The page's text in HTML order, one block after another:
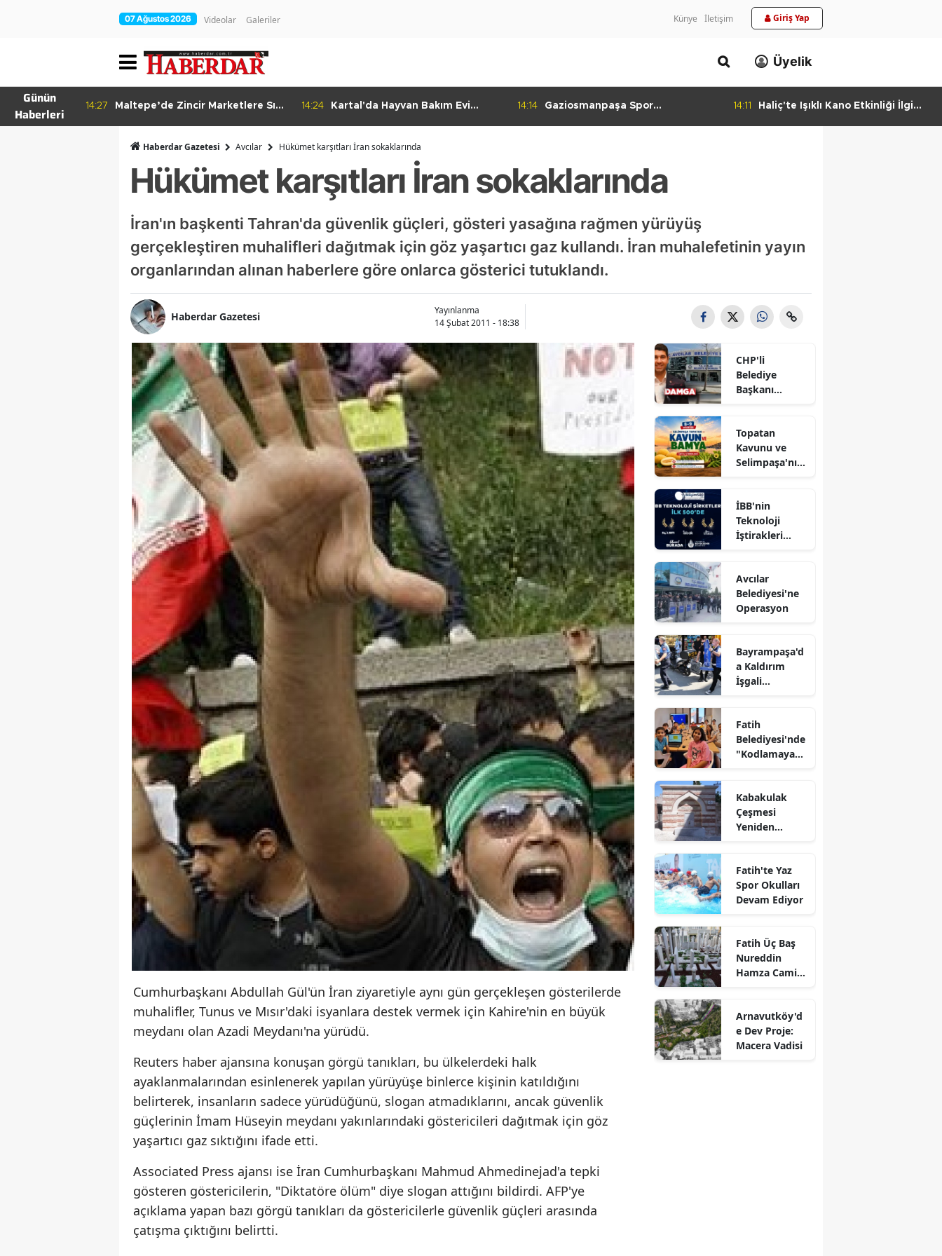
07 Ağustos 2026 Videolar Galeriler Künye İletişim Giriş Yap
Üyelik
Günün
Haberleri
14:27
Maltepe’de Zincir Marketlere Sıkı
14:24
Kartal'da Hayvan Bakım Evi
14:14
Gaziosmanpaşa Spor
14:11
Haliç'te Işıklı Kano Etkinliği İlgi
Haberdar Gazetesi Avcılar Hükümet karşıtları İran sokaklarında
Hükümet karşıtları İran sokaklarında
İran'ın başkenti Tahran'da güvenlik güçleri, gösteri yasağına rağmen yürüyüş
gerçekleştiren muhalifleri dağıtmak için göz yaşartıcı gaz kullandı. İran muhalefetinin yayın
organlarından alınan haberlere göre onlarca gösterici tutuklandı.
Haberdar Gazetesi
Yayınlanma
14 Şubat 2011 - 18:38
Cumhurbaşkanı Abdullah Gül'ün İran ziyaretiyle aynı gün gerçekleşen gösterilerde
muhalifler, Tunus ve Mısır'daki isyanlara destek vermek için Kahire'nin en büyük
meydanı olan Azadi Meydanı'na yürüdü.
Reuters haber ajansına konuşan görgü tanıkları, bu ülkelerdeki halk
ayaklanmalarından esinlenerek yapılan yürüyüşe binlerce kişinin katıldığını
belirterek, insanların sadece yürüdüğünü, slogan atmadıklarını, ancak güvenlik
güçlerinin İmam Hüseyin meydanı yakınlarındaki göstericileri dağıtmak için göz
yaşartıcı gaz sıktığını ifade etti.
Associated Press ajansı ise İran Cumhurbaşkanı Mahmud Ahmedinejad'a tepki
gösteren göstericilerin, "Diktatöre ölüm" diye slogan attığını bildirdi. AFP'ye
açıklama yapan bazı görgü tanıkları da göstericilerle güvenlik güçleri arasında
çatışma çıktığını belirtti.
CHP'li
Belediye
Başkanı
Topatan
Kavunu ve
Selimpaşa'nın
Vatandaşlarla
Buluşuyor
İBB'nin
Teknoloji
İştirakleri
Avcılar
Belediyesi'ne
Operasyon
Bayrampaşa'd
a Kaldırım
İşgali
Fatih
Belediyesi'nde
"Kodlamaya
Kabakulak
Çeşmesi
Yeniden
Fatih'te Yaz
Spor Okulları
Devam Ediyor
Fatih Üç Baş
Nureddin
Hamza Camii
Arnavutköy'd
e Dev Proje:
Macera Vadisi